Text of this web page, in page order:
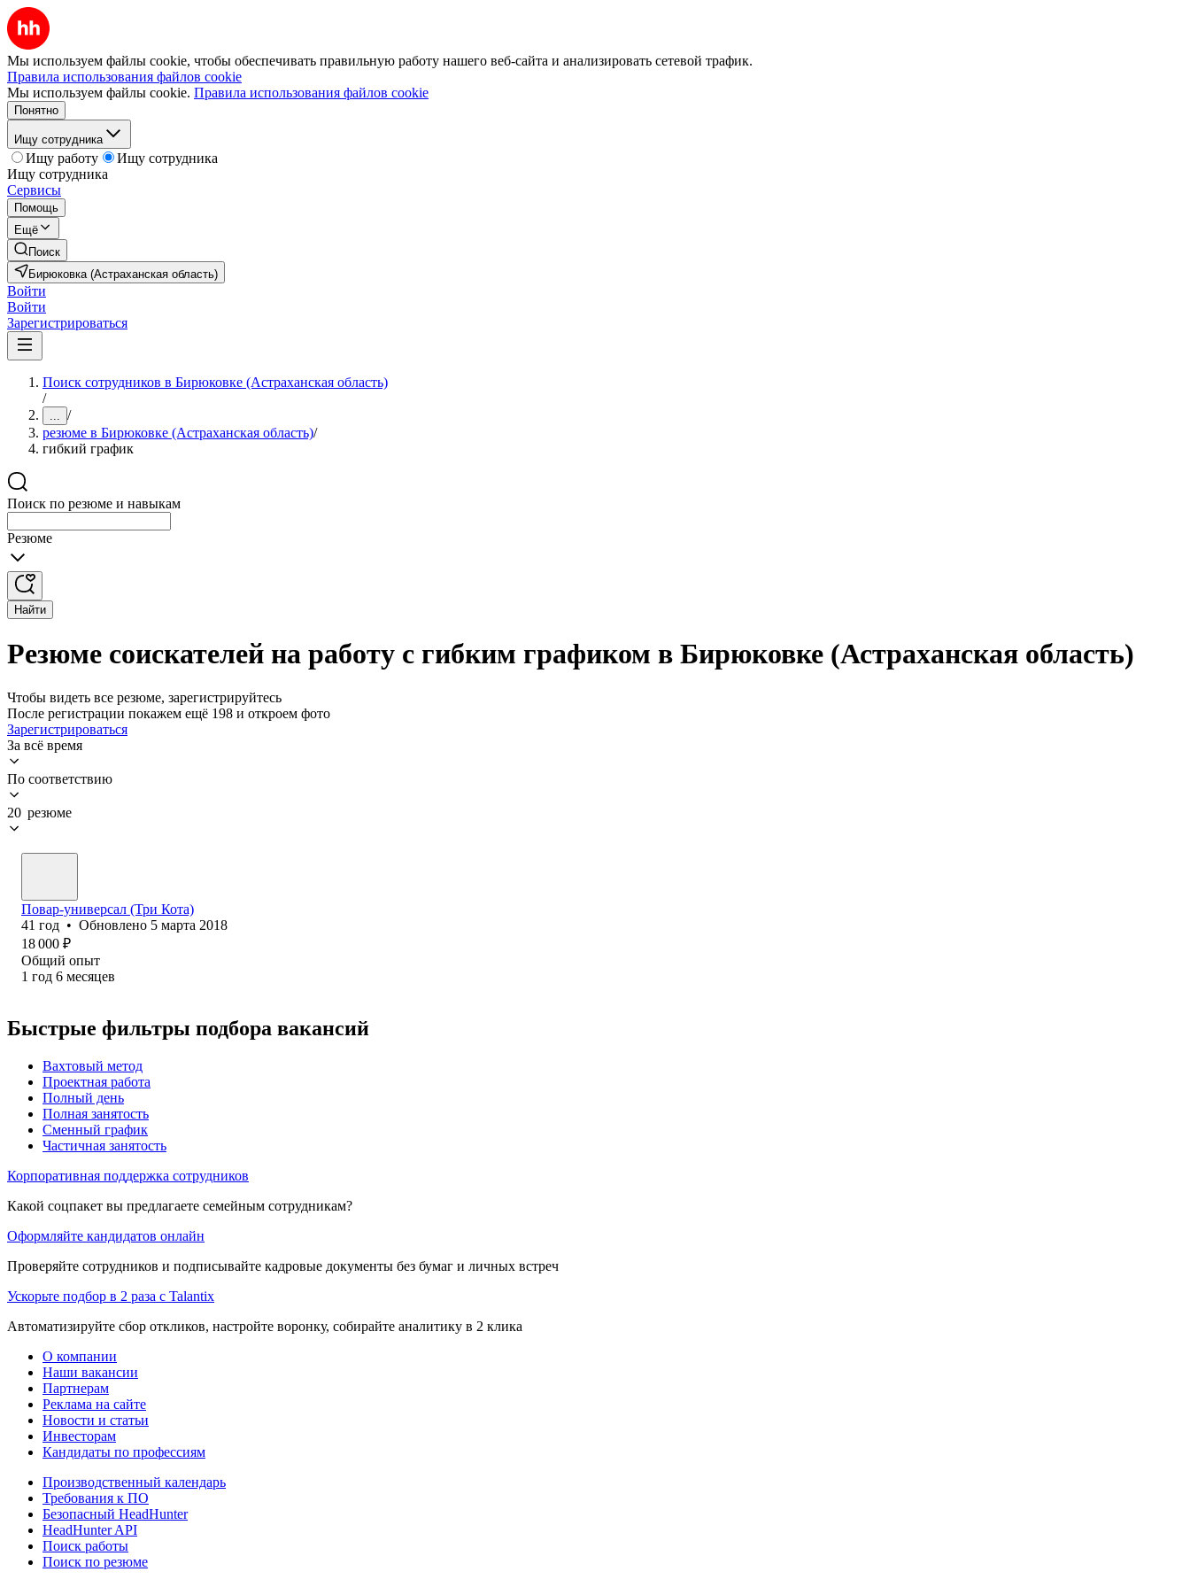
Мы используем файлы cookie, чтобы обеспечивать правильную работу нашего веб-сайта и анализировать сетевой трафик.
Правила использования файлов cookie
Мы используем файлы cookie. Правила использования файлов cookie
Понятно
Ищу сотрудника
Ищу работу
Ищу сотрудника
Ищу сотрудника
Сервисы
Помощь
Ещё
Поиск
Бирюковка (Астраханская область)
Войти
Войти
Зарегистрироваться
Поиск сотрудников в Бирюковке (Астраханская область)
/
... /
резюме в Бирюковке (Астраханская область)/
гибкий график
Поиск по резюме и навыкам
Резюме
Найти
Резюме соискателей на работу с гибким графиком в Бирюковке (Астраханская область)
Чтобы видеть все резюме, зарегистрируйтесь
После регистрации покажем ещё 198 и откроем фото
Зарегистрироваться
За всё время
По соответствию
20 резюме
Повар-универсал (Три Кота)
41 год • Обновлено 5 марта 2018
18 000 ₽
Общий опыт
1 год 6 месяцев
Быстрые фильтры подбора вакансий
Вахтовый метод
Проектная работа
Полный день
Полная занятость
Сменный график
Частичная занятость
Корпоративная поддержка сотрудников
Какой соцпакет вы предлагаете семейным сотрудникам?
Оформляйте кандидатов онлайн
Проверяйте сотрудников и подписывайте кадровые документы без бумаг и личных встреч
Ускорьте подбор в 2 раза с Talantix
Автоматизируйте сбор откликов, настройте воронку, собирайте аналитику в 2 клика
О компании
Наши вакансии
Партнерам
Реклама на сайте
Новости и статьи
Инвесторам
Кандидаты по профессиям
Производственный календарь
Требования к ПО
Безопасный HeadHunter
HeadHunter API
Поиск работы
Поиск по резюме